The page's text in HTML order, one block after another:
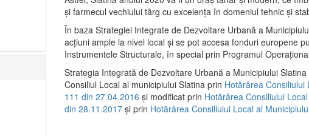
şi farmecul vechiului târg cu excelenţa în domeniul tehnic şi
În baza Strategiei Integrate de Dezvoltare Urbană a
acţiuni ample la nivel local şi se pot accesa fonduri europene
Instrumentele Structurale, în special prin Programul
Strategia Integrată de Dezvoltare Urbană a Municipiului
Consiliul Local al municipiului Slatina prin Hotărârea Consiliului
111 din 27.04.2016 și modificat prin Hotărârea Consiliului
din 28.11.2017 și prin Hotărârea Consiliului Local al